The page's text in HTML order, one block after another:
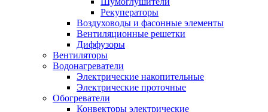
Рекуператоры
Воздуховоды и фасонные элементы
Вентиляционные решетки
Диффузоры
Вентиляторы
Водонагреватели
Электрические накопительные
Электрические проточные
Обогреватели
Конвекторы электрические